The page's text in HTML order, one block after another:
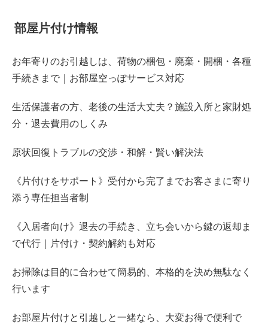
部屋片付け情報
お年寄りのお引越しは、荷物の梱包・廃棄・開梱・各種
手続きまで｜お部屋空っぽサービス対応
生活保護者の方、老後の生活大丈夫？施設入所と家財処
分・退去費用のしくみ
原状回復トラブルの交渉・和解・賢い解決法
《片付けをサポート》受付から完了までお客さまに寄り
添う専任担当者制
《入居者向け》退去の手続き、立ち会いから鍵の返却ま
で代行｜片付け・契約解約も対応
お掃除は目的に合わせて簡易的、本格的を決め無駄なく
行います
お部屋片付けと引越しと一緒なら、大変お得で便利で